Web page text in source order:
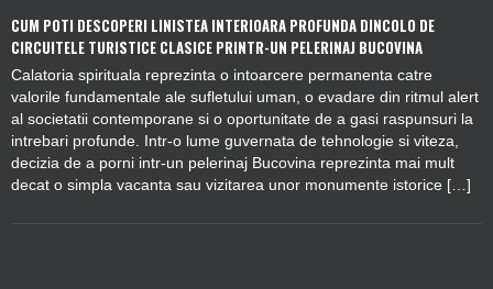
CUM POTI DESCOPERI LINISTEA INTERIOARA PROFUNDA DINCOLO DE
CIRCUITELE TURISTICE CLASICE PRINTR-UN PELERINAJ BUCOVINA
Calatoria spirituala reprezinta o intoarcere permanenta catre
valorile fundamentale ale sufletului uman, o evadare din ritmul alert
al societatii contemporane si o oportunitate de a gasi raspunsuri la
intrebari profunde. Intr-o lume guvernata de tehnologie si viteza,
decizia de a porni intr-un pelerinaj Bucovina reprezinta mai mult
decat o simpla vacanta sau vizitarea unor monumente istorice […]